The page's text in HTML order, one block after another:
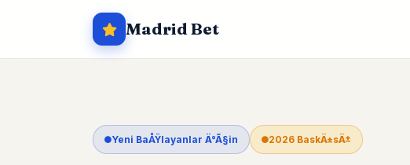
Madrid Bet
Yeni BaÅŸlayanlar Ä°Ã§in 2026 BaskÄ±sÄ±